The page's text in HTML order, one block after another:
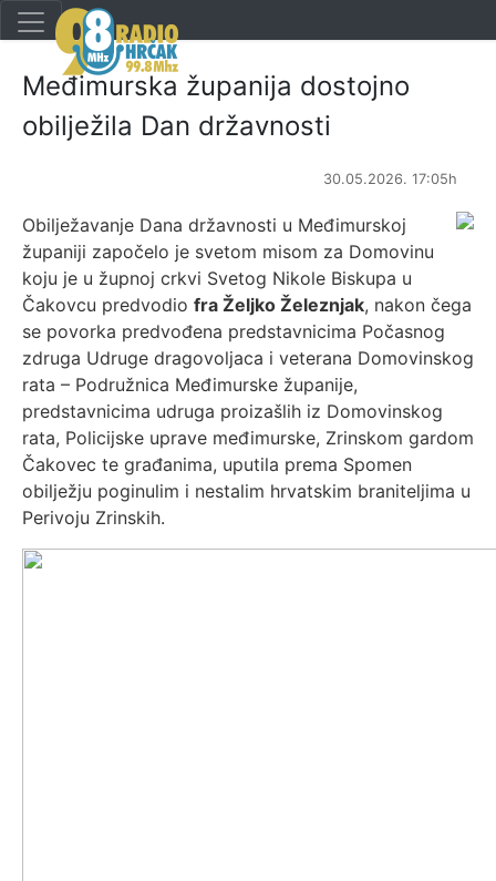
Međimurska županija dostojno
obilježila Dan državnosti
30.05.2026. 17:05h
Obilježavanje Dana državnosti u Međimurskoj
županiji započelo je svetom misom za Domovinu
koju je u župnoj crkvi Svetog Nikole Biskupa u
Čakovcu predvodio fra Željko Železnjak, nakon čega
se povorka predvođena predstavnicima Počasnog
zdruga Udruge dragovoljaca i veterana Domovinskog
rata – Podružnica Međimurske županije,
predstavnicima udruga proizašlih iz Domovinskog
rata, Policijske uprave međimurske, Zrinskom gardom
Čakovec te građanima, uputila prema Spomen
obilježju poginulim i nestalim hrvatskim braniteljima u
Perivoju Zrinskih.